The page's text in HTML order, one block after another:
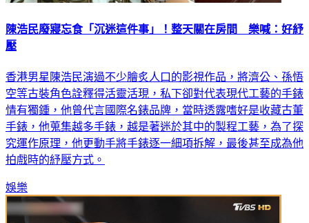
陳浩民廢寢忘食「沉迷這件事」！整天關在房間 樂喊：好紓
壓
香港男星陳浩民演過不少膾炙人口的影視作品，將濟公、孫悟
空等古裝角色詮釋得活靈活現，私下卻對代表現代工藝的手錶
情有獨鍾，他曾代言國際名錶品牌，當時透露嗜好是收藏古董
手錶，他蒐集越多手錶，越是著迷於其中的製程工藝，為了探
究運作原理，他更動手將手錶逐一細項拆解，最後甚至成為他
拍戲時的紓壓方式。
娛樂